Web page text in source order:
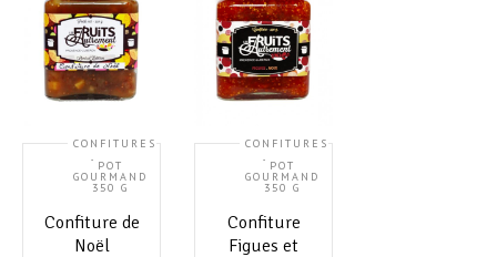
CONFITURES
,
POT
GOURMAND
350 G
Confiture de
Noël
CONFITURES
,
POT
GOURMAND
350 G
Confiture
Figues et